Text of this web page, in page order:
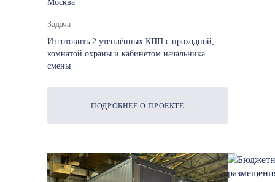
Электрическое оборудование:
Освещение, розетки и
электропроводка для
подключения бытовой техники.
обеспечения комфортного
микроклимата внутри
Москва
Задача
Изготовить 2 утеплённых КПП с проходной,
комнатой охраны и кабинетом начальника
смены
ПОДРОБНЕЕ О ПРОЕКТЕ